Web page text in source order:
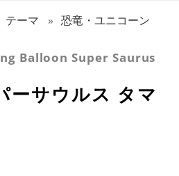
テーマ
恐竜・ユニコーン
ーBalloon Super Saurus
ーサウルス タマ